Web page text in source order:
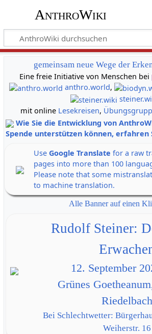
AnthroWiki
gemeinsam neue Wege der
Eine freie Initiative von Menschen bei
anthro.world,
mit online Lesekreisen,
Wie Sie die Entwicklung von
Spende unterstützen können, erfahren
Use Google Translate for a raw
pages into more than 100
Please note that some
to machine translation.
Alle Banner auf einen
Rudolf Steiner:
12. September
Grünes
Riedelbach
Bei Schlechtwetter:
Weiherstr. 16